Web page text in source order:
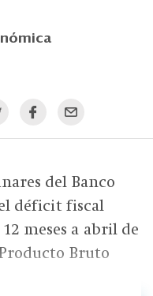
del Banco
el déficit fiscal
meses a abril de
Bruto